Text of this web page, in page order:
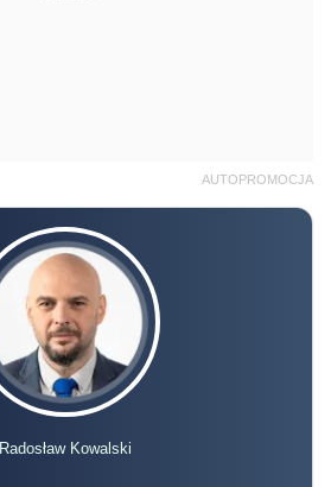
AUTOPROMOCJA
Radosław Kowalski